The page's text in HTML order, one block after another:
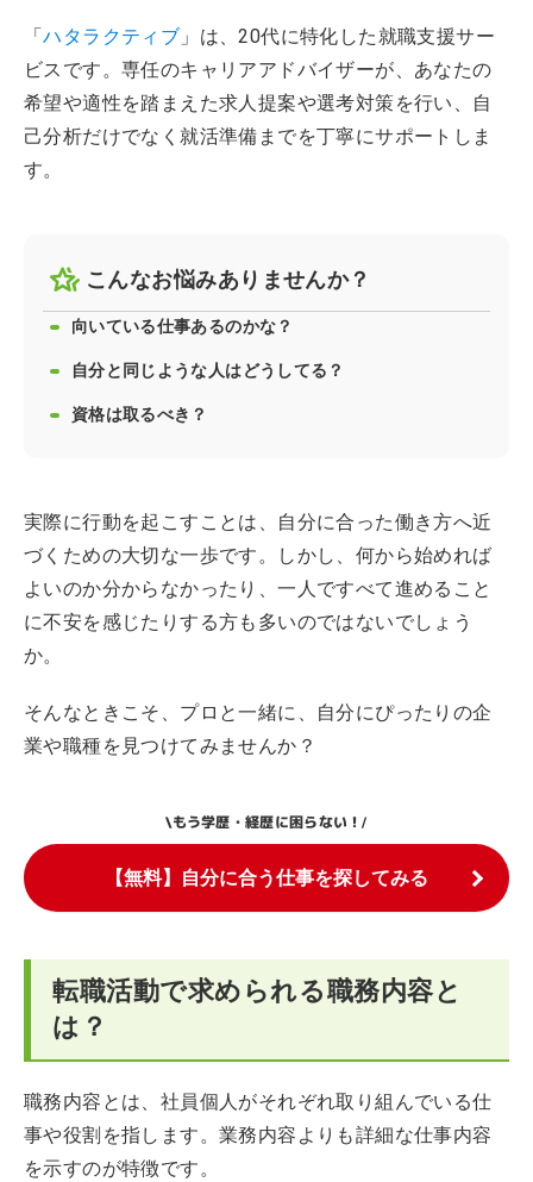
「ハタラクティブ 」は、20代に特化した就職支援サー
ビスです。専任のキャリアアドバイザーが、あなたの
希望や適性を踏まえた求人提案や選考対策を行い、自
己分析だけでなく就活準備までを丁寧にサポートしま
す。
こんなお悩みありませんか？
向いている仕事あるのかな？
自分と同じような人はどうしてる？
資格は取るべき？
実際に行動を起こすことは、自分に合った働き方へ近
づくための大切な一歩です。しかし、何から始めれば
よいのか分からなかったり、一人ですべて進めること
に不安を感じたりする方も多いのではないでしょう
か。
そんなときこそ、プロと一緒に、自分にぴったりの企
業や職種を見つけてみませんか？
\もう学歴・経歴に困らない！/
【無料】自分に合う仕事を探してみる
転職活動で求められる職務内容と
は？
職務内容とは、社員個人がそれぞれ取り組んでいる仕
事や役割を指します。業務内容よりも詳細な仕事内容
を示すのが特徴です。